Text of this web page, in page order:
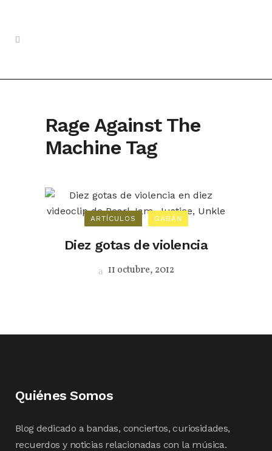
Rage Against The
Machine Tag
ARTÍCULOS GABÁN
Diez gotas de violencia
11 octubre, 2012
Quiénes Somos
Blog dedicado a bandas, conciertos, curiosidades,
recuerdos y noticias relacionadas con la música.